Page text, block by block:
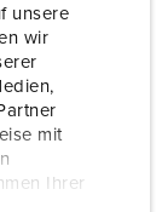
unsere
wir
mit
Ihrer